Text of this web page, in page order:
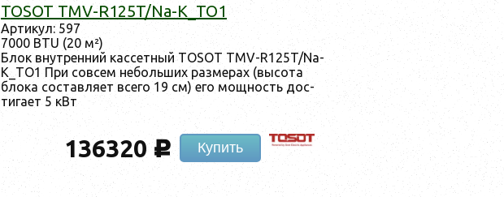
TOSOT TMV-R125T/Na-K_TO1
Ар­ти­кул: 597
7000 BTU (20 м²)
Блок внут­ренний кас­сетный TOSOT TMV-R125T/Na-
K_TO1 При сов­сем не­боль­ших раз­ме­рах (вы­сота
бло­ка сос­тавля­ет все­го 19 см) его мощ­ность дос­
ти­га­ет 5 кВт
136320 c Купить